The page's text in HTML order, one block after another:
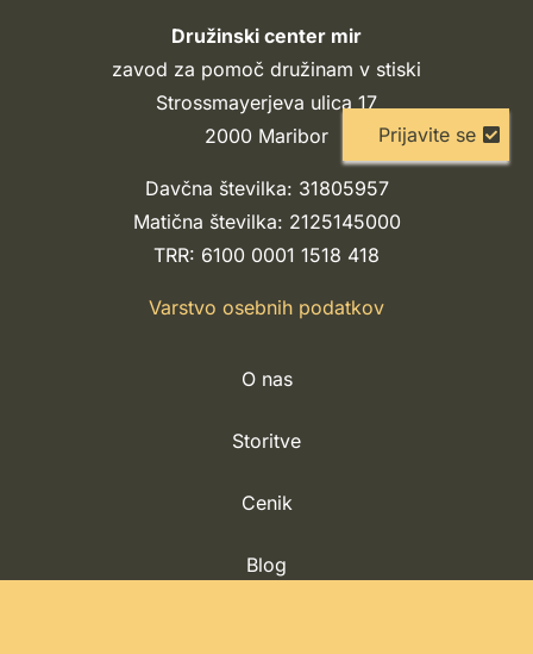
Družinski center mir
zavod za pomoč družinam v stiski
Strossmayerjeva ulica 17
2000 Maribor
Davčna številka: 31805957
Matična številka: 2125145000
TRR: 6100 0001 1518 418
Varstvo osebnih podatkov
O nas
Storitve
Cenik
Blog
Prijavite se